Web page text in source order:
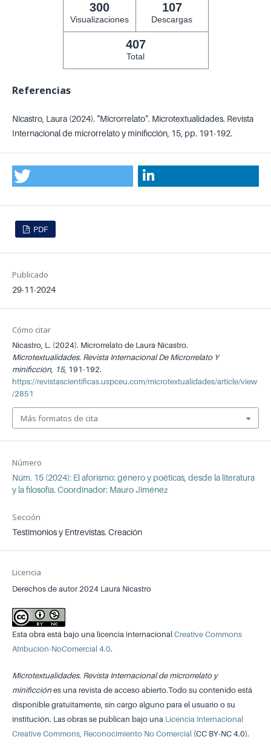
300
Visualizaciones
107
Descargas
407
Total
Referencias
Nicastro, Laura (2024). "Microrrelato". Microtextualidades. Revista
Internacional de microrrelato y minificción, 15, pp. 191-192.
PDF
Publicado
29-11-2024
Número
Núm. 15 (2024): El aforismo: género y poéticas, desde la literatura
y la filosofía. Coordinador: Mauro Jiménez
Sección
Testimonios y Entrevistas. Creación
Licencia
Derechos de autor 2024 Laura Nicastro
Esta obra está bajo una licencia internacional Creative Commons
Atribución-NoComercial 4.0.
Microtextualidades. Revista Internacional de microrrelato y
minificciónes una revista de acceso abierto.Todo su contenido está
disponible gratuitamente, sin cargo alguno para el usuario o su
institución. Las obras se publican bajo una Licencia Internacional
Creative Commons, Reconocimiento No Comercial (CC BY-NC 4.0).
Cómo citar
Nicastro, L. (2024). Microrrelato de Laura Nicastro.
Microtextualidades. Revista Internacional De Microrrelato Y
minificción, 15, 191-192.
https://revistascientificas.uspceu.com/microtextualidades/article/view
/2851
Más formatos de cita